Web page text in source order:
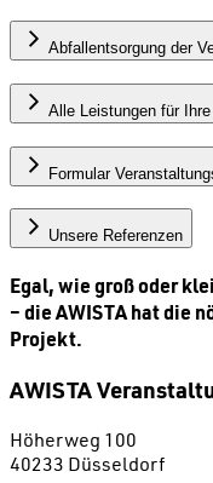
Abfallentsorgung der
Alle Leistungen für
Formular
Unsere Referenzen
Egal, wie groß oder
–die AWISTA hat die
Projekt.
AWISTA
Höherweg 100
40233 Düsseldorf